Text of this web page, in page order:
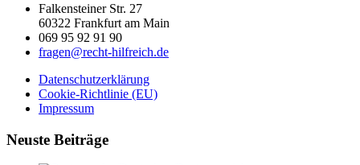
Falkensteiner Str. 27
60322 Frankfurt am Main
069 95 92 91 90
fragen@recht-hilfreich.de
Datenschutzerklärung
Cookie-Richtlinie (EU)
Impressum
Neuste Beiträge